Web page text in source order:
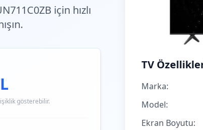
için hızlı
gösterebilir.
TV
Marka:
Model:
Ekran Boyutu: